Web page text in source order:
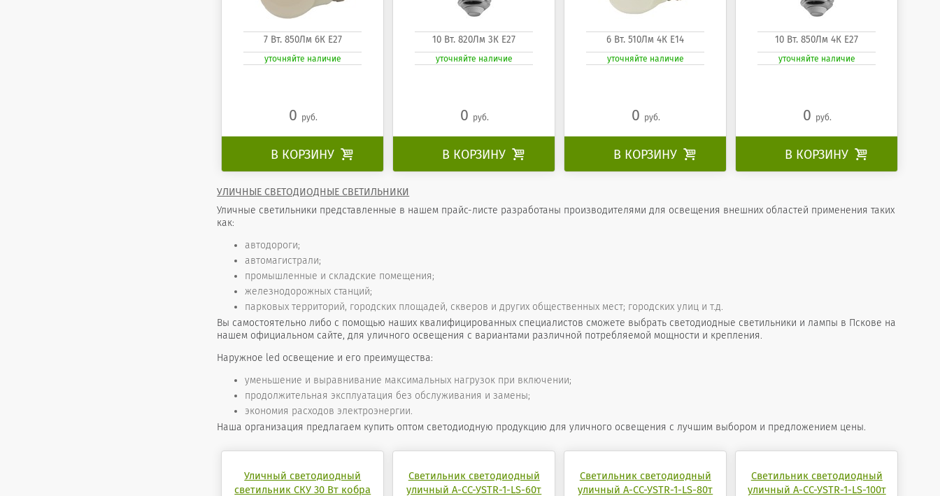
7 Вт. 850Лм 6К Е27
уточняйте наличие
0 руб.
В КОРЗИНУ 
10 Вт. 820Лм 3К Е27
уточняйте наличие
0 руб.
В КОРЗИНУ 
6 Вт. 510Лм 4К Е14
уточняйте наличие
0 руб.
В КОРЗИНУ 
10 Вт. 850Лм 4К Е27
уточняйте наличие
0 руб.
В КОРЗИНУ 
УЛИЧНЫЕ СВЕТОДИОДНЫЕ СВЕТИЛЬНИКИ
Уличные светильники представленные в нашем прайс-листе разработаны производителями для освещения внешних областей применения таких
как:
автодороги;
автомагистрали;
промышленные и складские помещения;
железнодорожных станций;
парковых территорий, городских площадей, скверов и других общественных мест; городских улиц и т.д.
Вы самостоятельно либо с помощью наших квалифицированных специалистов сможете выбрать светодиодные светильники и лампы в Пскове на
нашем официальном сайте, для уличного освещения с вариантами различной потребляемой мощности и крепления.
Наружное led освещение и его преимущества:
уменьшение и выравнивание максимальных нагрузок при включении;
продолжительная эксплуатация без обслуживания и замены;
экономия расходов электроэнергии.
Наша организация предлагаем купить оптом светодиодную продукцию для уличного освещения с лучшим выбором и предложением цены.
Уличный светодиодный
светильник СКУ 30 Вт кобра
Светильник светодиодный
уличный А-СС-УSTR-1-LS-60т
Светильник светодиодный
уличный А-СС-УSTR-1-LS-80т
Светильник светодиодный
уличный А-СС-УSTR-1-LS-100т